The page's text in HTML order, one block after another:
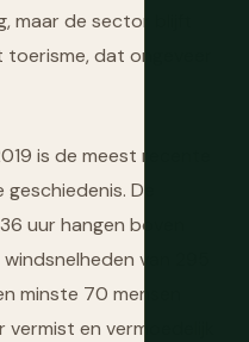
maar de sector blijft
dat ongeveer
is de meest recente
De
uur hangen boven
van 295
minste 70 mensen
en vermoedelijk